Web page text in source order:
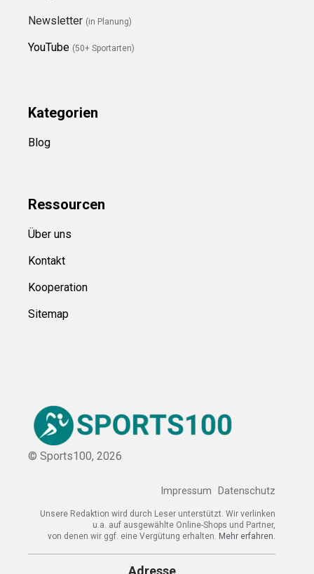
Newsletter (in Planung)
YouTube (50+ Sportarten)
Kategorien
Blog
Ressourcen
Über uns
Kontakt
Kooperation
Sitemap
© Sports100, 2026
Impressum Datenschutz
Unsere Redaktion wird durch Leser unterstützt. Wir verlinken
u.a. auf ausgewählte Online-Shops und Partner,
von denen wir ggf. eine Vergütung erhalten. Mehr erfahren.
Adresse